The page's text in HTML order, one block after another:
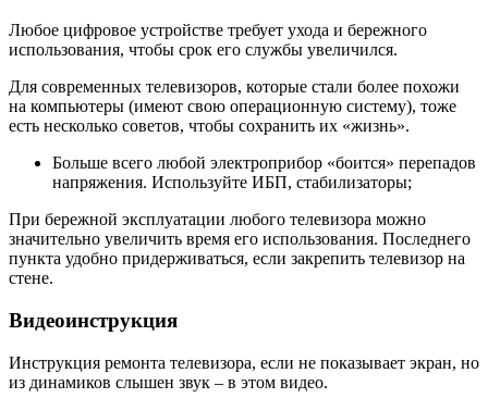
Любое цифровое устройстве требует ухода и бережного
использования, чтобы срок его службы увеличился.
Для современных телевизоров, которые стали более похожи
на компьютеры (имеют свою операционную систему), тоже
есть несколько советов, чтобы сохранить их «жизнь».
Больше всего любой электроприбор «боится» перепадов
напряжения. Используйте ИБП, стабилизаторы;
При бережной эксплуатации любого телевизора можно
значительно увеличить время его использования. Последнего
пункта удобно придерживаться, если закрепить телевизор на
стене.
Видеоинструкция
Инструкция ремонта телевизора, если не показывает экран, но
из динамиков слышен звук – в этом видео.